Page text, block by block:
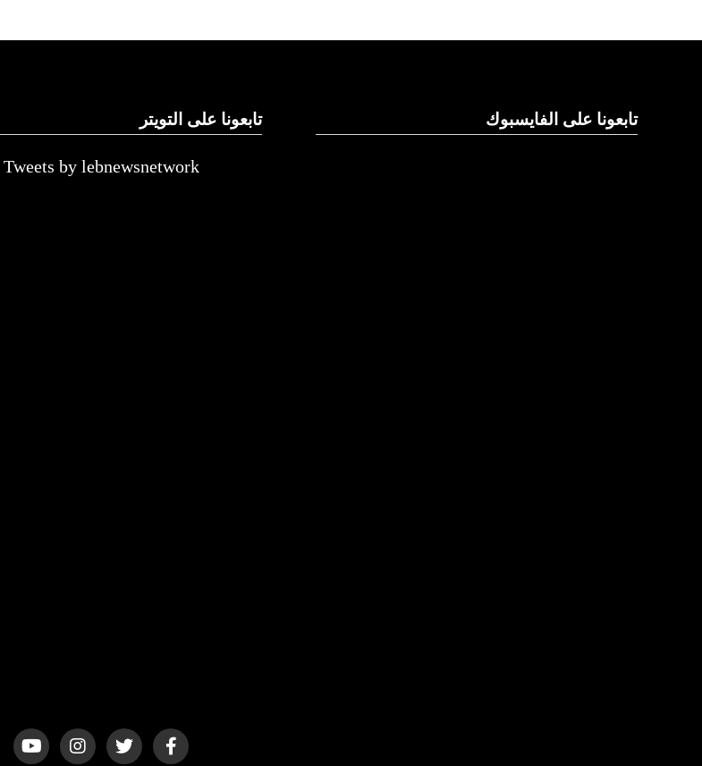
تابعونا على الفايسبوك تابعونا على التويتر
Tweets by lebnewsnetwork